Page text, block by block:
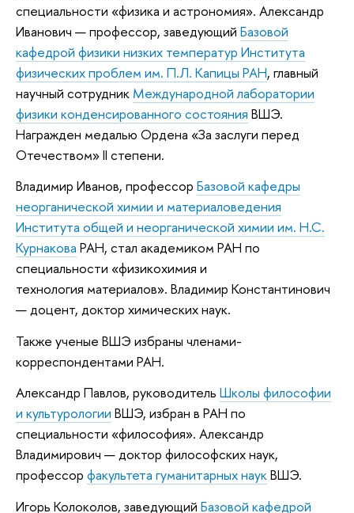
специальности «физика и астрономия». Александр
Иванович — профессор, заведующий Базовой
кафедрой физики низких температур Института
физических проблем им. П.Л. Капицы РАН, главный
научный сотрудник Международной лаборатории
физики конденсированного состояния ВШЭ.
Награжден медалью Ордена «За заслуги перед
Отечеством» II степени.
Владимир Иванов, профессор Базовой кафедры
неорганической химии и материаловедения
Института общей и неорганической химии им. Н.С.
Курнакова РАН, стал академиком РАН по
специальности «физикохимия и
технология материалов». Владимир Константинович
— доцент, доктор химических наук.
Также ученые ВШЭ избраны членами-
корреспондентами РАН.
Александр Павлов, руководитель Школы философии
и культурологии ВШЭ, избран в РАН по
специальности «философия». Александр
Владимирович — доктор философских наук,
профессор факультета гуманитарных наукВШЭ.
Игорь Колоколов, заведующий Базовой кафедрой